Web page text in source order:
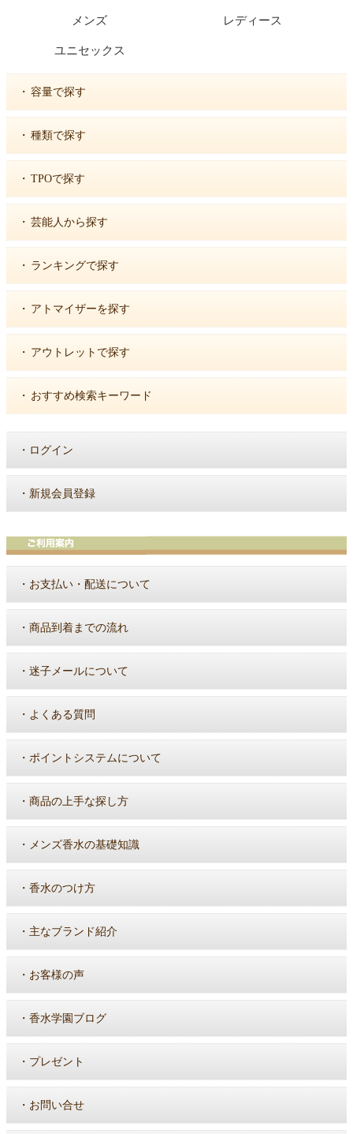
メンズ レディース
ユニセックス
・ 容量で探す
・ 種類で探す
・ TPOで探す
・ 芸能人から探す
・ ランキングで探す
・ アトマイザーを探す
・ アウトレットで探す
・ おすすめ検索キーワード
・ ログイン
・ 新規会員登録
・ お支払い・配送について
・ 商品到着までの流れ
・ 迷子メールについて
・ よくある質問
・ ポイントシステムについて
・ 商品の上手な探し方
・ メンズ香水の基礎知識
・ 香水のつけ方
・ 主なブランド紹介
・ お客様の声
・ 香水学園ブログ
・ プレゼント
・ お問い合せ